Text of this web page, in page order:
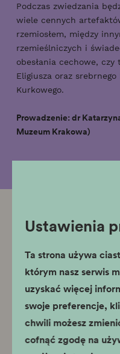
Ustawienia
Ta strona używa
którym nasz serwis
uzyskać więcej
swoje preferencje,
chwili możesz
cofnąć zgodę na
Podczas zwiedzania
wiele cennych
rzemiosłem, między
rzemieślniczych i
obesłania cechowe,
Eligiusza oraz
Kurkowego.
Prowadzenie: dr
Muzeum Krakowa)
Powiązane
Pałac Krzysztofory